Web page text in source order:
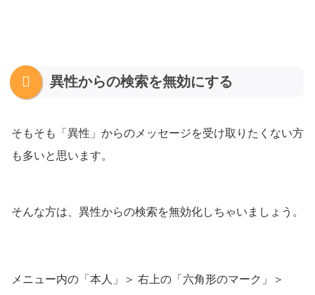
異性からの検索を無効にする
そもそも「異性」からのメッセージを受け取りたくない方
も多いと思います。
そんな方は、異性からの検索を無効化しちゃいましょう。
メニュー内の「本人」＞ 右上の「六角形のマーク」＞